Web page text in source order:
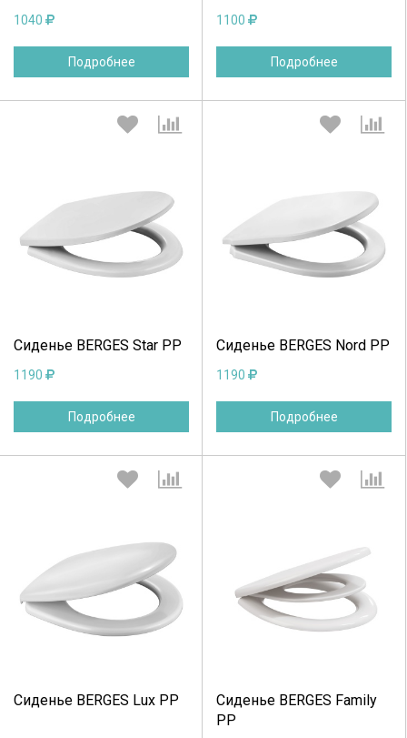
1040
Подробнее
1100
Подробнее
Сиденье BERGES Star PP
1190
Подробнее
Выберите количество:
Сиденье BERGES Nord PP
1190
Подробнее
Выберите количество:
Сиденье BERGES Lux PP
Выберите количество:
Сиденье BERGES Family
PP
Выберите количество: